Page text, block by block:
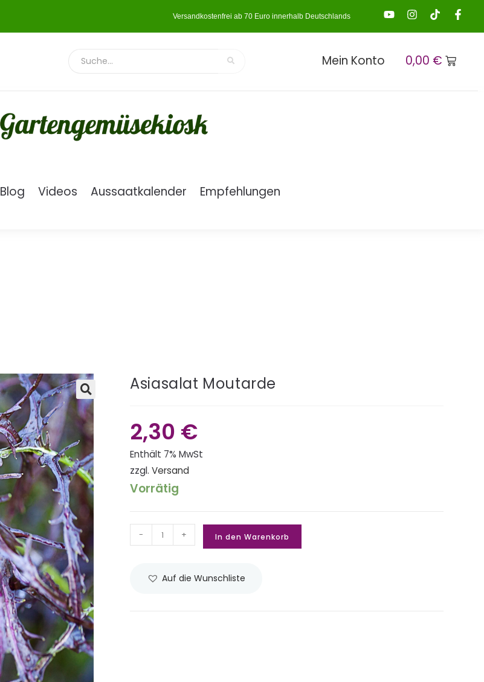
Versandkostenfrei ab 70 Euro innerhalb Deutschlands
Mein Konto 0,00 €
Blog Videos Aussaatkalender Empfehlungen
🔍
Asiasalat Moutarde
2,30 €
Enthält 7% MwSt
zzgl.Versand
Vorrätig
- + In den Warenkorb
Auf die Wunschliste